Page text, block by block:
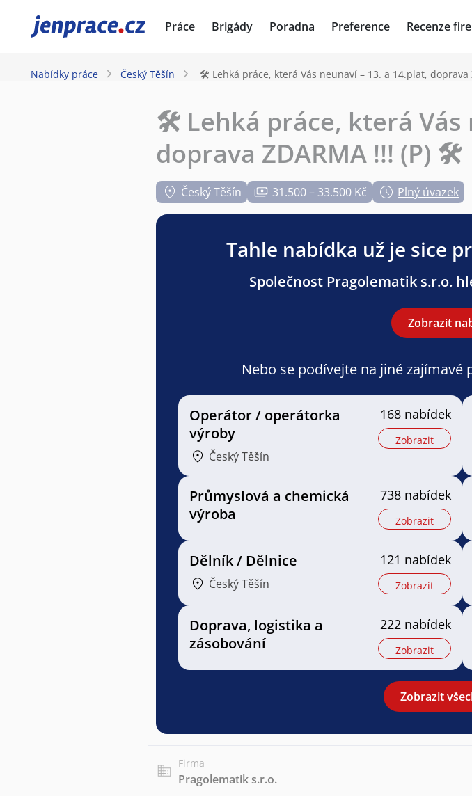
JenPráce.cz Práce Brigády Poradna Preference Recenze
Nabídky práce Český Těšín 🛠️ Lehká práce, která Vás neunaví – 13. a 14.plat, doprava
🛠️ Lehká práce, která Vás
doprava ZDARMA !!! (P) 🛠️
Český Těšín 31.500 – 33.500 Kč Plný úvazek
Tahle nabídka už je sice
Společnost Pragolematik s.r.o.
Zobrazit
Nebo se podívejte na jiné
Operátor / operátorka
výroby
Český Těšín
168 nabídek
Zobrazit
Průmyslová a chemická
výroba
738 nabídek
Zobrazit
Dělník / Dělnice
Český Těšín
121 nabídek
Zobrazit
Doprava, logistika a
zásobování
222 nabídek
Zobrazit
Zobrazit
Firma
Pragolematik s.r.o.